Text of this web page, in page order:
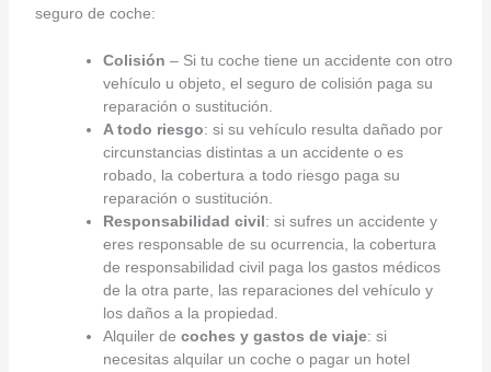
seguro de coche:
Colisión – Si tu coche tiene un accidente con otro
vehículo u objeto, el seguro de colisión paga su
reparación o sustitución.
A todo riesgo: si su vehículo resulta dañado por
circunstancias distintas a un accidente o es
robado, la cobertura a todo riesgo paga su
reparación o sustitución.
Responsabilidad civil: si sufres un accidente y
eres responsable de su ocurrencia, la cobertura
de responsabilidad civil paga los gastos médicos
de la otra parte, las reparaciones del vehículo y
los daños a la propiedad.
Alquiler de coches y gastos de viaje: si
necesitas alquilar un coche o pagar un hotel